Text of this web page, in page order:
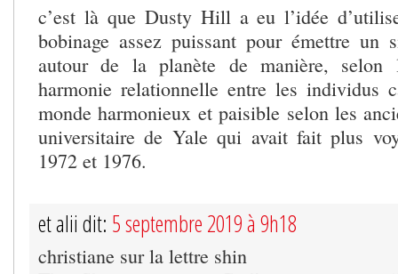
c’est là que Dusty Hill a eu l’idée
bobinage assez puissant pour émettre
autour de la planète de manière,
harmonie relationnelle entre les individus
monde harmonieux et paisible selon les
universitaire de Yale qui avait fait plus
1972 et 1976.
et alii dit: 5 septembre 2019 à 9h18
christiane sur la lettre shin